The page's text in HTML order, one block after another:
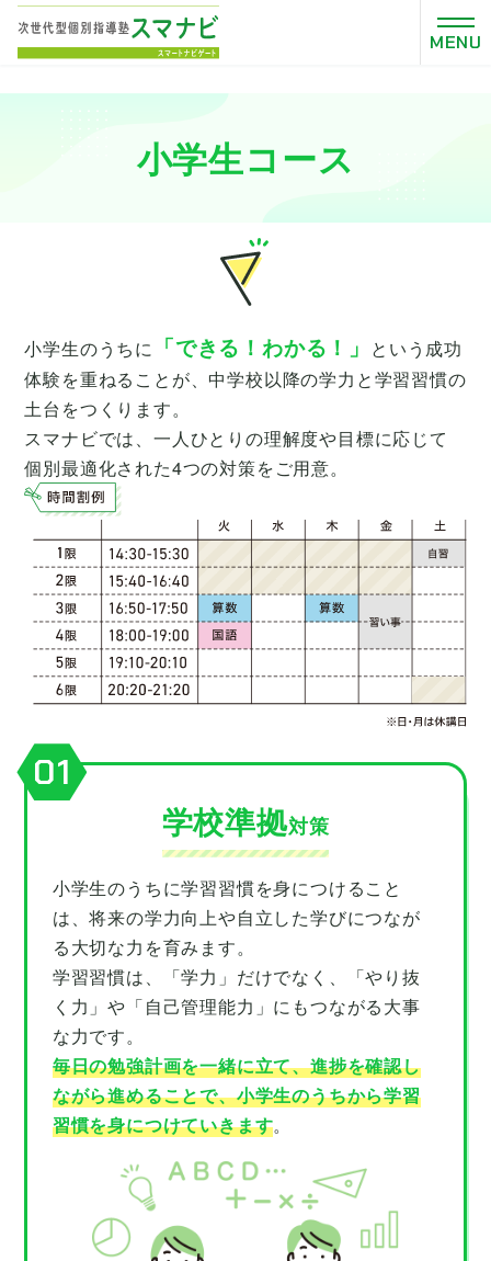
MENU
小学生コース
小学生のうちに 「できる！わかる！」 という 成功
体験を重ねることが、中学校以降の学力と学習習慣の
土台をつくります。
スマナビでは、一人ひとりの理解度や目標に応じて
個別最適化された4つの対策をご用意。
01
学校準拠対策
小学生のうちに学習習慣を身につけること
は、将来の学力向上や自立した学びにつなが
る大切な力を育みます。
学習習慣は、「学力」だけでなく、「やり抜
く力」や「自己管理能力」にもつながる大事
な力です。
毎日の勉強計画を一緒に立て、進捗を確認し
ながら進めることで、小学生のうちから学習
習慣を身につけていきます。